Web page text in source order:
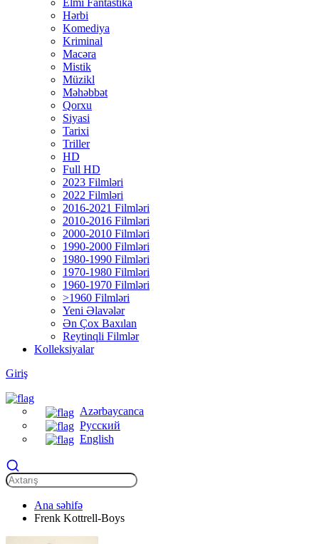
Elmi Fantastika
Hərbi
Komediya
Kriminal
Macəra
Mistik
Müzikl
Məhəbbət
Qorxu
Siyasi
Tarixi
Triller
HD
Full HD
2023 Filmləri
2022 Filmləri
2016-2021 Filmləri
2010-2016 Filmləri
2000-2010 Filmləri
1990-2000 Filmləri
1980-1990 Filmləri
1970-1980 Filmləri
1960-1970 Filmləri
>1960 Filmləri
Yeni Əlavələr
Ən Çox Baxılan
Reytinqli Filmlər
Kolleksiyalar
Giriş
Azərbaycanca
Русский
English
Ana səhifə
Frenk Kottrell-Boys